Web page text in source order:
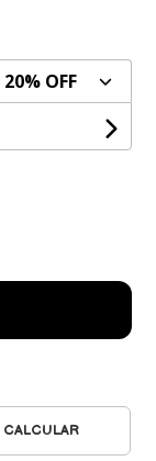
20% OFF
CALCULAR